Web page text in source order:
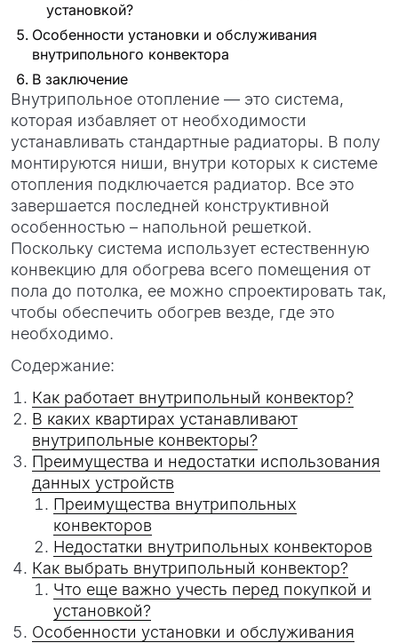
установкой?
Особенности установки и обслуживания
внутрипольного конвектора
В заключение
Внутрипольное отопление — это система,
которая избавляет от необходимости
устанавливать стандартные радиаторы. В полу
монтируются ниши, внутри которых к системе
отопления подключается радиатор. Все это
завершается последней конструктивной
особенностью – напольной решеткой.
Поскольку система использует естественную
конвекцию для обогрева всего помещения от
пола до потолка, ее можно спроектировать так,
чтобы обеспечить обогрев везде, где это
необходимо.
Содержание:
Как работает внутрипольный конвектор?
В каких квартирах устанавливают
внутрипольные конвекторы?
Преимущества и недостатки использования
данных устройств
Преимущества внутрипольных
конвекторов
Недостатки внутрипольных конвекторов
Как выбрать внутрипольный конвектор?
Что еще важно учесть перед покупкой и
установкой?
Особенности установки и обслуживания